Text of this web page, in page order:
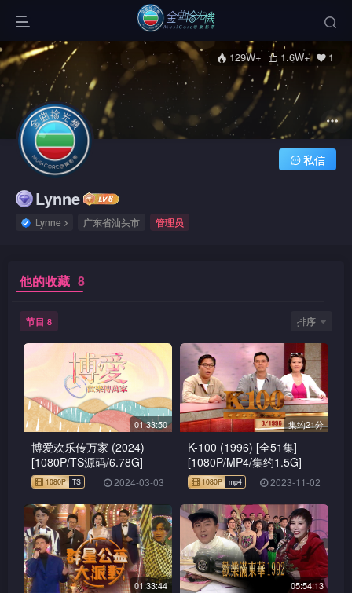
129W+ 1.6W+ 1
Lynne
Lynne 广东省汕头市 管理员
私信
他的收藏 8
节目 8 排序
01:33:50
博爱欢乐传万家 (2024)
[1080P/TS源码/6.78G]
2024-03-03
集约21分
K-100 (1996) [全51集]
[1080P/MP4/集约1.5G]
2023-11-02
01:33:44 05:54:13